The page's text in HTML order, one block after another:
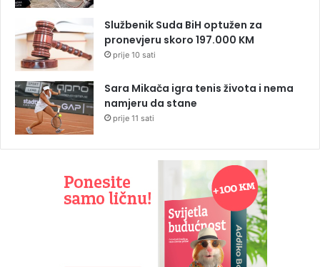
Službenik Suda BiH optužen za
pronevjeru skoro 197.000 KM
prije 10 sati
Sara Mikača igra tenis života i nema
namjeru da stane
prije 11 sati